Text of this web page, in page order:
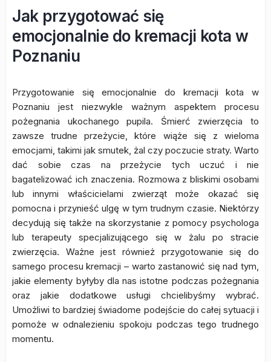
Jak przygotować się
emocjonalnie do kremacji kota w
Poznaniu
Przygotowanie się emocjonalnie do kremacji kota w
Poznaniu jest niezwykle ważnym aspektem procesu
pożegnania ukochanego pupila. Śmierć zwierzęcia to
zawsze trudne przeżycie, które wiąże się z wieloma
emocjami, takimi jak smutek, żal czy poczucie straty. Warto
dać sobie czas na przeżycie tych uczuć i nie
bagatelizować ich znaczenia. Rozmowa z bliskimi osobami
lub innymi właścicielami zwierząt może okazać się
pomocna i przynieść ulgę w tym trudnym czasie. Niektórzy
decydują się także na skorzystanie z pomocy psychologa
lub terapeuty specjalizującego się w żalu po stracie
zwierzęcia. Ważne jest również przygotowanie się do
samego procesu kremacji – warto zastanowić się nad tym,
jakie elementy byłyby dla nas istotne podczas pożegnania
oraz jakie dodatkowe usługi chcielibyśmy wybrać.
Umożliwi to bardziej świadome podejście do całej sytuacji i
pomoże w odnalezieniu spokoju podczas tego trudnego
momentu.